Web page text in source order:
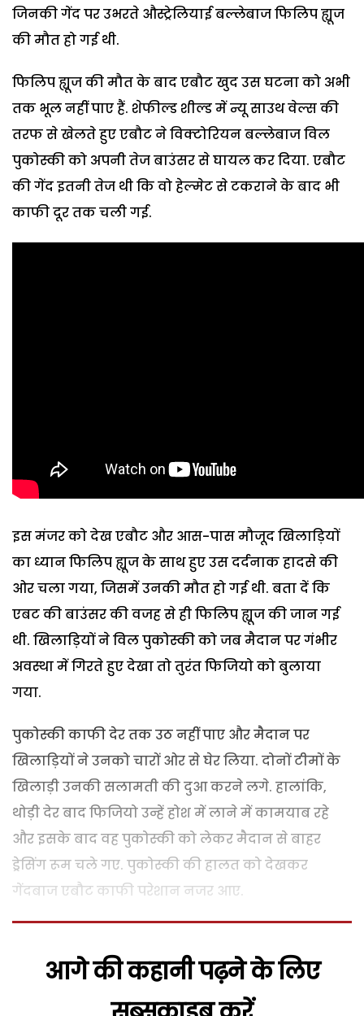
जिनकी गेंद पर उभरते औस्ट्रेलियाई बल्लेबाज फिलिप ह्यूज
की मौत हो गई थी.
फिलिप ह्यूज की मौत के बाद एबौट खुद उस घटना को अभी
तक भूल नहीं पाए हैं. शेफील्ड शील्ड में न्यू साउथ वेल्स की
तरफ से खेलते हुए एबौट ने विक्टोरियन बल्लेबाज विल
पुकोस्की को अपनी तेज बाउंसर से घायल कर दिया. एबौट
की गेंद इतनी तेज थी कि वो हेल्मेट से टकराने के बाद भी
काफी दूर तक चली गई.
इस मंजर को देख एबौट और आस-पास मौजूद खिलाड़ियों
का ध्यान फिलिप ह्यूज के साथ हुए उस दर्दनाक हादसे की
ओर चला गया, जिसमें उनकी मौत हो गई थी. बता दें कि
एबट की बाउंसर की वजह से ही फिलिप ह्यूज की जान गई
थी. खिलाड़ियों ने विल पुकोस्की को जब मैदान पर गंभीर
अवस्था में गिरते हुए देखा तो तुरंत फिजियो को बुलाया
गया.
पुकोस्की काफी देर तक उठ नहीं पाए और मैदान पर
खिलाड़ियों ने उनको चारों ओर से घेर लिया. दोनों टीमों के
खिलाड़ी उनकी सलामती की दुआ करने लगे. हालांकि,
थोड़ी देर बाद फिजियो उन्हें होश में लाने में कामयाब रहे
और इसके बाद वह पुकोस्की को लेकर मैदान से बाहर
ड्रेसिंग रूम चले गए. पुकोस्की की हालत को देखकर
गेंदबाज एबौट काफी परेशान नजर आए.
आगे की कहानी पढ़ने के लिए